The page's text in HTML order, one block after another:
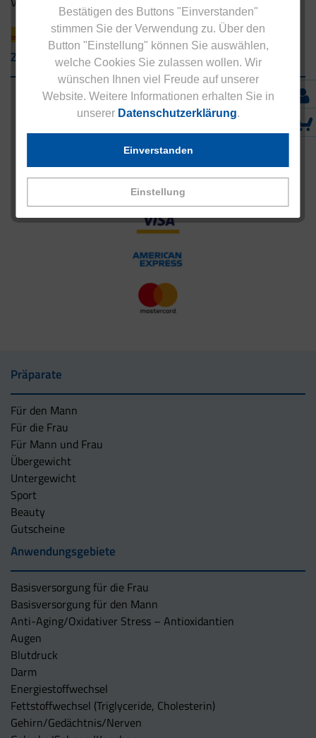
Bestätigen des Buttons "Einverstanden"
stimmen Sie der Verwendung zu. Über den
Button "Einstellung" können Sie auswählen,
welche Cookies Sie zulassen wollen. Wir
wünschen Ihnen viel Freude auf unserer
Website. Weitere Informationen erhalten Sie in
unserer Datenschutzerklärung.
Einstellung
Einverstanden
Zahlungsarten
Präparate
Für den Mann
Für die Frau
Für Mann und Frau
Übergewicht
Untergewicht
Sport
Beauty
Gutscheine
Anwendungsgebiete
Basisversorgung für die Frau
Basisversorgung für den Mann
Anti-Aging/Oxidativer Stress – Antioxidantien
Augen
Blutdruck
Darm
Energiestoffwechsel
Fettstoffwechsel (Triglyceride, Cholesterin)
Gehirn/Gedächtnis/Nerven